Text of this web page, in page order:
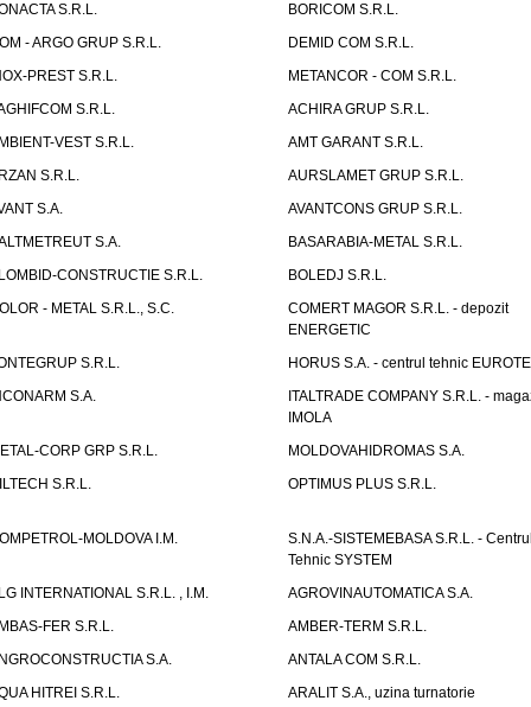
S.R.L.
BORICOM S.R.L.
- ARGO GRUP S.R.L.
DEMID COM S.R.L.
PREST S.R.L.
METANCOR - COM S.R.L.
S.R.L.
ACHIRA GRUP S.R.L.
VEST S.R.L.
AMT GARANT S.R.L.
S.R.L.
AURSLAMET GRUP S.R.L.
S.A.
AVANTCONS GRUP S.R.L.
S.A.
BASARABIA-METAL S.R.L.
CONSTRUCTIE S.R.L.
BOLEDJ S.R.L.
- METAL S.R.L., S.C.
COMERT MAGOR S.R.L. - depozit
ENERGETIC
S.R.L.
HORUS S.A. - centrul tehnic
S.A.
ITALTRADE COMPANY S.R.L. -
IMOLA
CORP GRP S.R.L.
MOLDOVAHIDROMAS S.A.
S.R.L.
OPTIMUS PLUS S.R.L.
MOLDOVA I.M.
S.N.A.-SISTEMEBASA S.R.L. -
Tehnic SYSTEM
INTERNATIONAL S.R.L. , I.M.
AGROVINAUTOMATICA S.A.
FER S.R.L.
AMBER-TERM S.R.L.
S.A.
ANTALA COM S.R.L.
HITREI S.R.L.
ARALIT S.A., uzina turnatorie